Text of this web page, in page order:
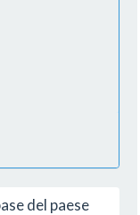
del paese